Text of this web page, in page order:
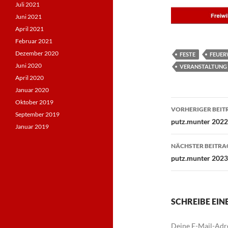
FESTE
VERANSTALTUNG
VORHERIGER
putz.munter 2022
NÄCHSTER
putz.munter 2023
SCHREIBE
Deine E-Mail-
Juli 2021
Juni 2021
April 2021
Februar 2021
Dezember 2020
Juni 2020
April 2020
Januar 2020
Oktober 2019
September 2019
Januar 2019